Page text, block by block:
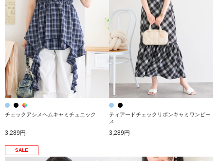
チェックアシメヘムキャミチュニック
3,289円
ティアードチェックリボンキャミワンピー
ス
3,289円
SALE